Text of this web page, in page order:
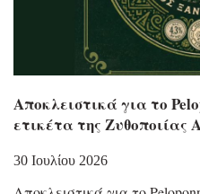
Αποκλειστικά για το
ετικέτα της Ζυθοποιίας
30 Ιουλίου 2026